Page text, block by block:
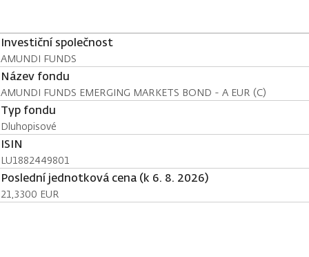
Investiční společnost
AMUNDI FUNDS
Název fondu
AMUNDI FUNDS EMERGING MARKETS BOND - A EUR (C)
Typ fondu
Dluhopisové
ISIN
LU1882449801
Poslední jednotková cena (k 6. 8. 2026)
21,3300 EUR